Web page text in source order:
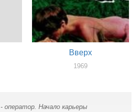
Вверх
1969
- оператор. Начало карьеры